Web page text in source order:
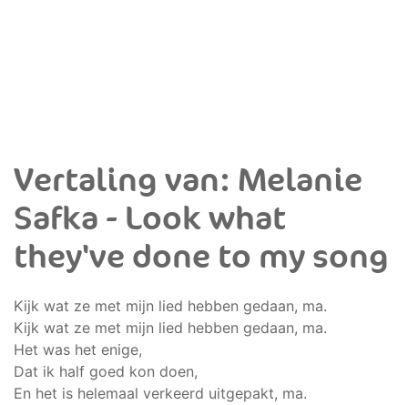
Vertaling van: Melanie
Safka - Look what
they've done to my song
Kijk wat ze met mijn lied hebben gedaan, ma.
Kijk wat ze met mijn lied hebben gedaan, ma.
Het was het enige,
Dat ik half goed kon doen,
En het is helemaal verkeerd uitgepakt, ma.